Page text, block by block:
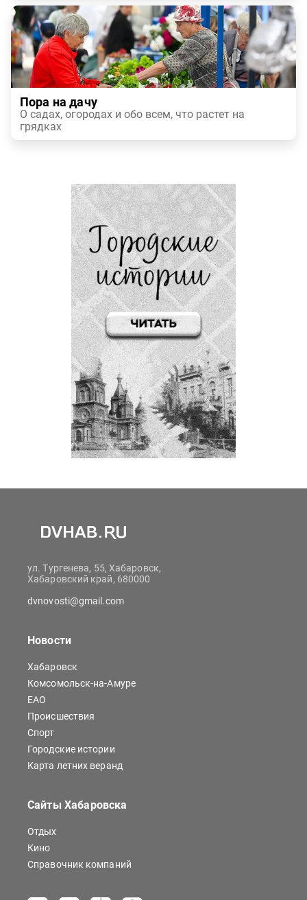
Пора на дачу
О садах, огородах и обо всем, что растет на
грядках
ул. Тургенева, 55, Хабаровск,
Хабаровский край, 680000
dvnovosti@gmail.com
Новости
Хабаровск
Комсомольск-на-Амуре
ЕАО
Происшествия
Спорт
Городские истории
Карта летних веранд
Сайты Хабаровска
Отдых
Кино
Справочник компаний